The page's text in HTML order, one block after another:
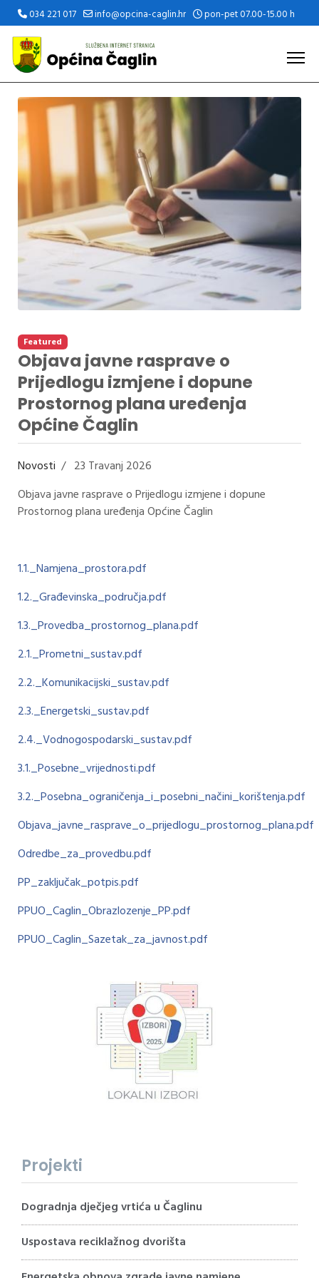
034 221 017 info@opcina-caglin.hr pon-pet 07.00-15.00 h
Featured
Objava javne rasprave o
Prijedlogu izmjene i dopune
Prostornog plana uređenja
Općine Čaglin
Novosti
23 Travanj 2026
Objava javne rasprave o Prijedlogu izmjene i dopune
Prostornog plana uređenja Općine Čaglin
1.1._Namjena_prostora.pdf
1.2._Građevinska_područja.pdf
1.3._Provedba_prostornog_plana.pdf
2.1._Prometni_sustav.pdf
2.2._Komunikacijski_sustav.pdf
2.3._Energetski_sustav.pdf
2.4._Vodnogospodarski_sustav.pdf
3.1._Posebne_vrijednosti.pdf
3.2._Posebna_ograničenja_i_posebni_načini_korištenja.pdf
Objava_javne_rasprave_o_prijedlogu_prostornog_plana.pdf
Odredbe_za_provedbu.pdf
PP_zaključak_potpis.pdf
PPUO_Caglin_Obrazlozenje_PP.pdf
PPUO_Caglin_Sazetak_za_javnost.pdf
Projekti
Dogradnja dječjeg vrtića u Čaglinu
Uspostava reciklažnog dvorišta